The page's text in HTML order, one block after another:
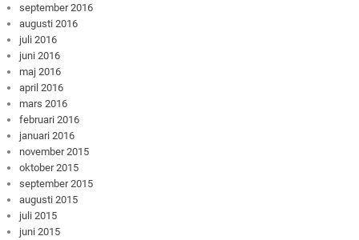
september 2016
augusti 2016
juli 2016
juni 2016
maj 2016
april 2016
mars 2016
februari 2016
januari 2016
november 2015
oktober 2015
september 2015
augusti 2015
juli 2015
juni 2015